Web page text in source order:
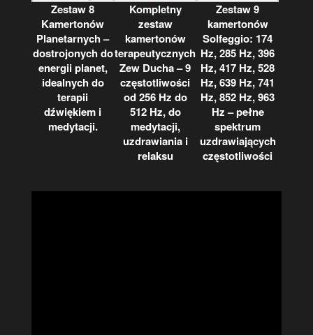
Zestaw 8
Kamertonów
Planetarnych –
dostrojonych do
energii planet,
idealnych do
terapii
dźwiękiem i
medytacji.
Kompletny
zestaw
kamertonów
terapeutycznych
Zew Ducha – 9
częstotliwości
od 256 Hz do
512 Hz, do
medytacji,
uzdrawiania i
relaksu
Zestaw 9
kamertonów
Solfeggio: 174
Hz, 285 Hz, 396
Hz, 417 Hz, 528
Hz, 639 Hz, 741
Hz, 852 Hz, 963
Hz – pełne
spektrum
uzdrawiających
częstotliwości